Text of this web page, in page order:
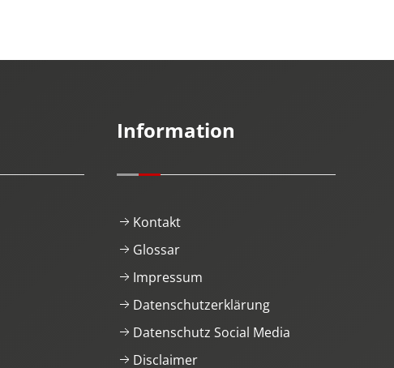
Information
Kontakt
Glossar
Impressum
Datenschutzerklärung
Datenschutz Social Media
Disclaimer